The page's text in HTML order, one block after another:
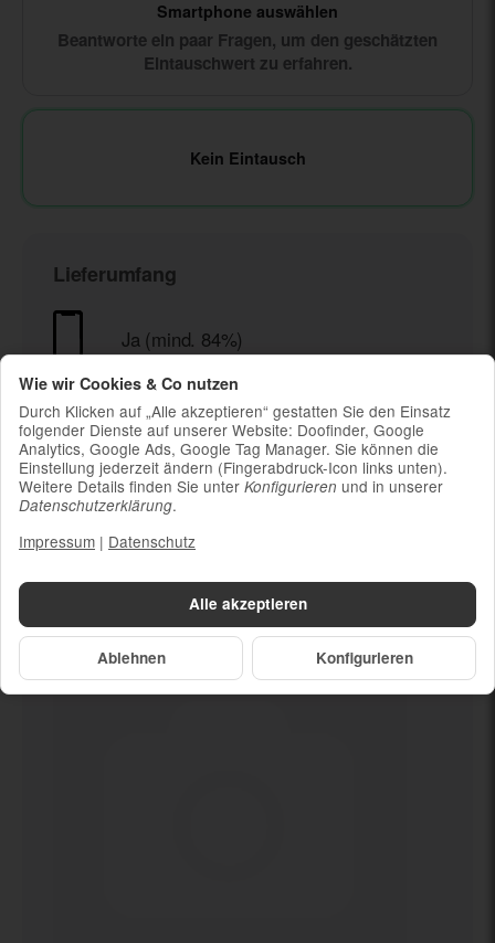
Smartphone auswählen
Beantworte ein paar Fragen, um den geschätzten
Eintauschwert zu erfahren.
Kein Eintausch
Lieferumfang
Ja (mind. 84%)
Ladekabel (ohne Ladestecker)
Um die Nachhaltigkeit zu unterstützen und
weil die meisten neueren Smartphones
kabelloses Laden ermöglichen, ist kein
Ladestecker im Lieferumfang enthalten
Ja (mind. 84%)
Alle akzeptieren
Ablehnen Konfigurieren
Wie wir Cookies & Co nutzen
Durch Klicken auf „Alle akzeptieren“ gestatten Sie den Einsatz
folgender Dienste auf unserer Website: Doofinder, Google
Analytics, Google Ads, Google Tag Manager. Sie können die
Einstellung jederzeit ändern (Fingerabdruck-Icon links unten).
Weitere Details finden Sie unter Konfigurieren und in unserer
Datenschutzerklärung.
Impressum | Datenschutz